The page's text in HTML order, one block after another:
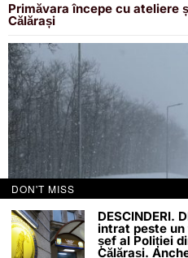
Primăvara începe cu ateliere
Călărași
DON'T MISS
DESCINDERI.
intrat peste
șef al Poliției
Călărași.